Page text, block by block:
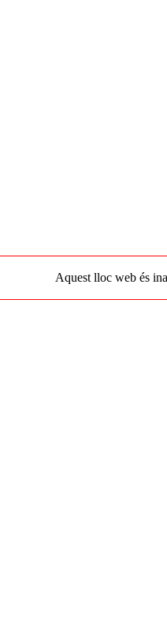
Aquest lloc web és